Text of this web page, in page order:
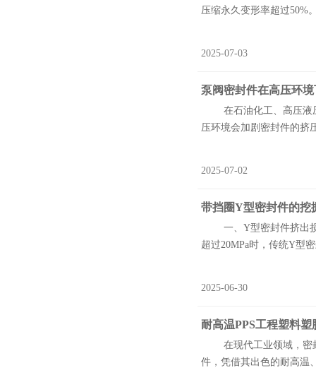
压缩永久变形率超过50%
2025-07-03
泵阀密封件在高压环
在石油化工、高压液压
压环境会加剧密封件的挤
2025-07-02
带挡圈Y型密封件的挖
一、Y型密封件挤出损
超过20MPa时，传统Y型
2025-06-30
耐高温PPS工程塑料
在现代工业领域，密封
件，凭借其出色的耐高温